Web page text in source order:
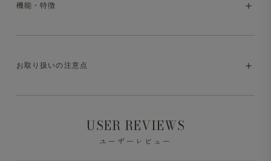
ルなアイテムながら上品さを兼ね備えており、スラックス
・ホワイト＝10.5oz（オンス）、製品洗い加工なし
より、より柔らかい着心地と、ナチュラルな表情に仕上げ
※ホワイト、ブラックともに洗濯後、若干縮みが出る場合
機能・特徴
をご参照ください）
お取り扱いの注意点
USER REVIEWS
ユーザーレビュー